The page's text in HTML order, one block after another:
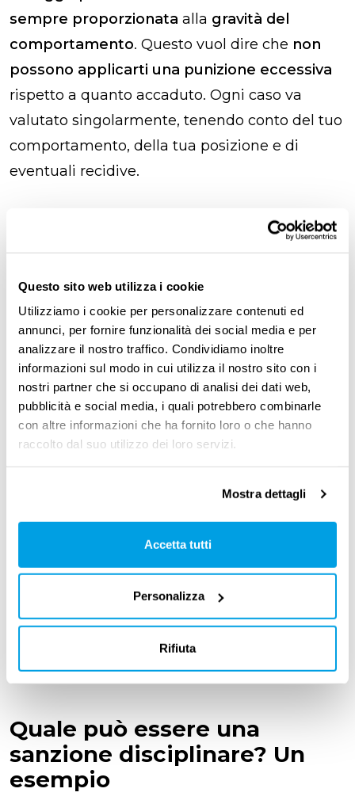
Questo sito web utilizza i cookie
Utilizziamo i cookie per personalizzare contenuti ed
annunci, per fornire funzionalità dei social media e per
analizzare il nostro traffico. Condividiamo inoltre
informazioni sul modo in cui utilizza il nostro sito con i
nostri partner che si occupano di analisi dei dati web,
pubblicità e social media, i quali potrebbero combinarle
con altre informazioni che ha fornito loro o che hanno
raccolto dal suo utilizzo dei loro servizi.
Mostra dettagli
Accetta tutti
Personalizza
Rifiuta
sempre proporzionata alla gravità del
comportamento. Questo vuol dire che non
possono applicarti una punizione eccessiva
rispetto a quanto accaduto. Ogni caso va
valutato singolarmente, tenendo conto del tuo
comportamento, della tua posizione e di
eventuali recidive.
È sempre possibile irrogare
L’irrogazione di una sanzione disciplinare
avveniresolo se hai commesso un
inadempimento o un illecito . È importante
ricordare che, per poterti sanzionare in modo
valido,l’azienda deve prima avviare
formalmente un procedimento disciplinare
seguendo le regole previste.
deve essere fatta
in
base a quanto stabilito dal contratto
applicato al tuo rapporto di lavoro. In
alcuni casi, poi,esiste un termine preciso
entro cui la sanzione deve esserti
comunicata: se l’azienda supera questo limite,
la sanzione può essere considerata
Quale può essere una
sanzione disciplinare? Un
esempio